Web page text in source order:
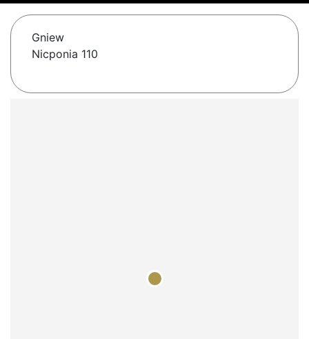
Gniew
Nicponia 110